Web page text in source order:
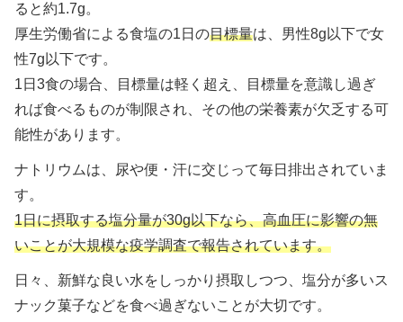
ると約1.7g。
厚生労働省による食塩の1日の目標量は、男性8g以下で女
性7g以下です。
1日3食の場合、目標量は軽く超え、目標量を意識し過ぎ
れば食べるものが制限され、その他の栄養素が欠乏する可
能性があります。
ナトリウムは、尿や便・汗に交じって毎日排出されていま
す。
1日に摂取する塩分量が30g以下なら、高血圧に影響の無
いことが大規模な疫学調査で報告されています。
日々、新鮮な良い水をしっかり摂取しつつ、塩分が多いス
ナック菓子などを食べ過ぎないことが大切です。